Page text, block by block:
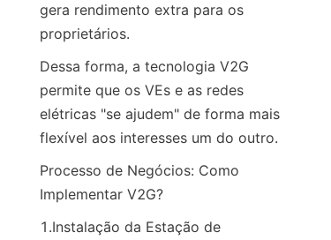
gera rendimento extra para os
proprietários.
Dessa forma, a tecnologia V2G
permite que os VEs e as redes
elétricas "se ajudem" de forma mais
flexível aos interesses um do outro.
Processo de Negócios: Como
Implementar V2G?
1.Instalação da Estação de